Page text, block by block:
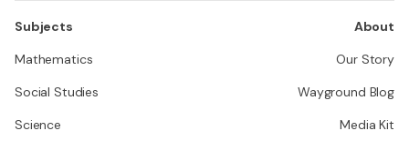
Subjects
Mathematics
Social Studies
Science
About
Our Story
Wayground Blog
Media Kit